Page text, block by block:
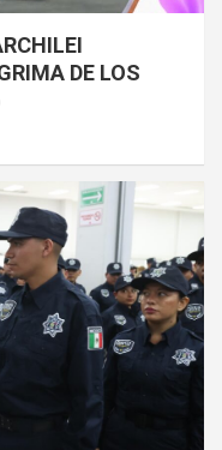
DE LOS